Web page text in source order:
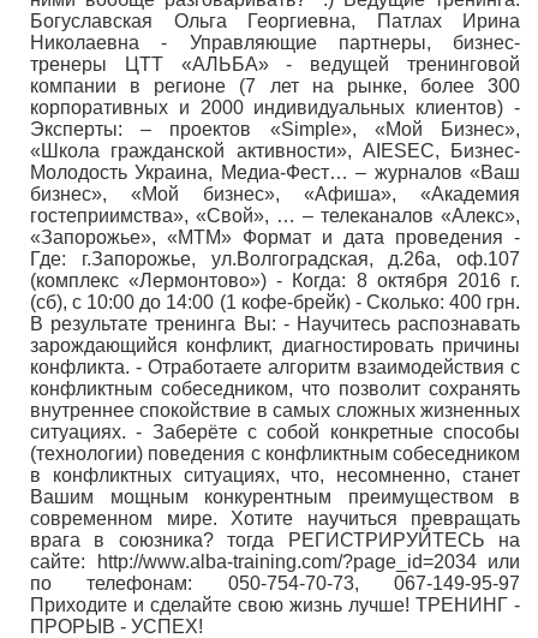
Богуславская Ольга Георгиевна, Патлах Ирина
Николаевна - Управляющие партнеры, бизнес-
тренеры ЦТТ «АЛЬБА» - ведущей тренинговой
компании в регионе (7 лет на рынке, более 300
корпоративных и 2000 индивидуальных клиентов) -
Эксперты: – проектов «Simple», «Мой Бизнес»,
«Школа гражданской активности», AIESEC, Бизнес-
Молодость Украина, Медиа-Фест… – журналов «Ваш
бизнес», «Мой бизнес», «Афиша», «Академия
гостеприимства», «Свой», … – телеканалов «Алекс»,
«Запорожье», «МТМ» Формат и дата проведения -
Где: г.Запорожье, ул.Волгоградская, д.26а, оф.107
(комплекс «Лермонтово») - Когда: 8 октября 2016 г.
(сб), с 10:00 до 14:00 (1 кофе-брейк) - Сколько: 400 грн.
В результате тренинга Вы: - Научитесь распознавать
зарождающийся конфликт, диагностировать причины
конфликта. - Отработаете алгоритм взаимодействия с
конфликтным собеседником, что позволит сохранять
внутреннее спокойствие в самых сложных жизненных
ситуациях. - Заберёте с собой конкретные способы
(технологии) поведения с конфликтным собеседником
в конфликтных ситуациях, что, несомненно, станет
Вашим мощным конкурентным преимуществом в
современном мире. Хотите научиться превращать
врага в союзника? тогда РЕГИСТРИРУЙТЕСЬ на
сайте: http://www.alba-training.com/?page_id=2034 или
по телефонам: 050-754-70-73, 067-149-95-97
Приходите и сделайте свою жизнь лучше! ТРЕНИНГ -
ПРОРЫВ - УСПЕХ!